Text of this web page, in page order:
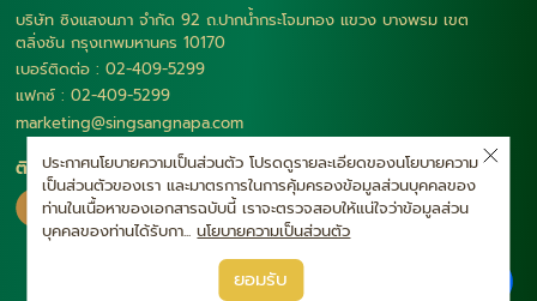
บริษัท ซิงแสงนภา จำกัด 92 ถ.ปากน้ำกระโจมทอง แขวง บางพรม เขต
ตลิ่งชัน กรุงเทพมหานคร 10170
เบอร์ติดต่อ : 02-409-5299
แฟกซ์ : 02-409-5299
marketing@singsangnapa.com
ติดตามเรา
|
ประกาศนโยบายความเป็นส่วนตัว โปรดดูรายละเอียดของนโยบายความ
เป็นส่วนตัวของเรา และมาตรการในการคุ้มครองข้อมูลส่วนบุคคลของ
ท่านในเนื้อหาของเอกสารฉบับนี้ เราจะตรวจสอบให้แน่ใจว่าข้อมูลส่วน
บุคคลของท่านได้รับกา... นโยบายความเป็นส่วนตัว
ยอมรับ